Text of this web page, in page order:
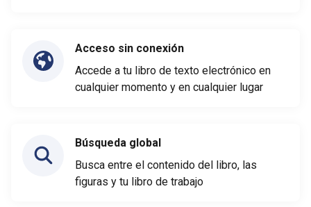
Acceso sin conexión
Accede a tu libro de texto electrónico en
cualquier momento y en cualquier lugar
Búsqueda global
Busca entre el contenido del libro, las
figuras y tu libro de trabajo